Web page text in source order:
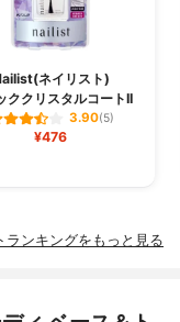
ネイリスト)
ククリスタルコートII
3.90(5)
¥476
ランキングをもっと見る